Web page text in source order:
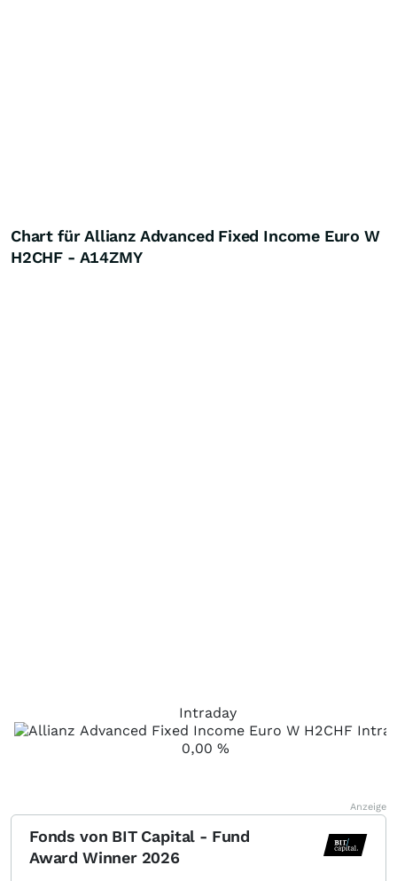
Chart für Allianz Advanced Fixed Income Euro W
H2CHF - A14ZMY
Intraday
0,00 %
Anzeige
Fonds von BIT Capital - Fund
Award Winner 2026